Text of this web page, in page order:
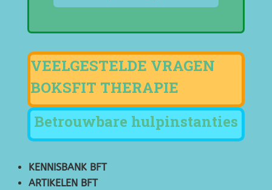
VEELGESTELDE VRAGEN
BOKSFIT THERAPIE
Betrouwbare hulpinstanties
KENNISBANK BFT
ARTIKELEN BFT